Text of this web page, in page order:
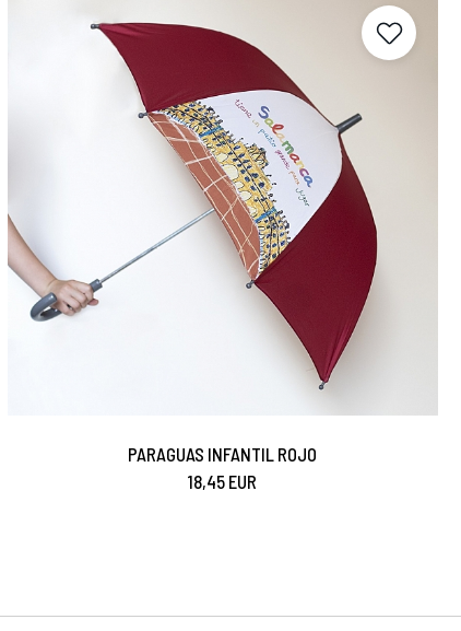
PARAGUAS INFANTIL ROJO
18,45 EUR